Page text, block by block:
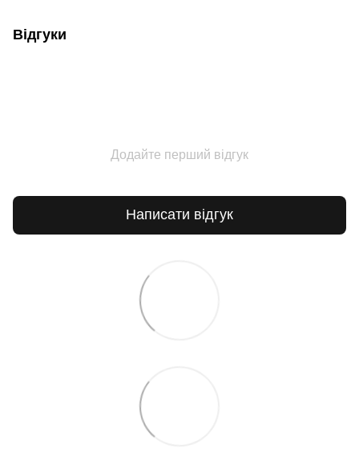
Відгуки
Додайте перший відгук
Написати відгук